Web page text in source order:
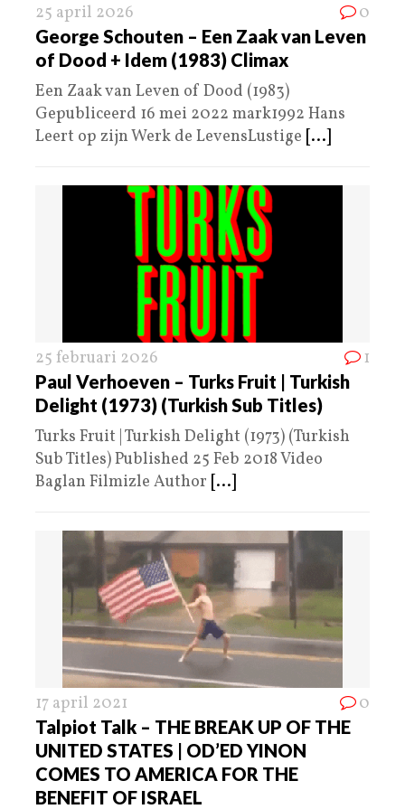
25 april 2026 0
George Schouten – Een Zaak van Leven
of Dood + Idem (1983) Climax
Een Zaak van Leven of Dood (1983)
Gepubliceerd 16 mei 2022 mark1992 Hans
Leert op zijn Werk de LevensLustige [...]
25 februari 2026 1
Paul Verhoeven – Turks Fruit | Turkish
Delight (1973) (Turkish Sub Titles)
Turks Fruit | Turkish Delight (1973) (Turkish
Sub Titles) Published 25 Feb 2018 Video
Baglan Filmizle Author [...]
17 april 2021 0
Talpiot Talk – THE BREAK UP OF THE
UNITED STATES | OD’ED YINON
COMES TO AMERICA FOR THE
BENEFIT OF ISRAEL